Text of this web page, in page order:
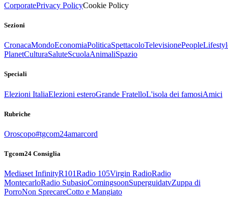
CorporatePrivacy PolicyCookie Policy
Sezioni
CronacaMondoEconomiaPoliticaSpettacoloTelevisionePeople
PlanetCulturaSaluteScuolaAnimaliSpazio
Speciali
Elezioni ItaliaElezioni esteroGrande FratelloL'isola dei famosiAmici
Rubriche
Oroscopo#tgcom24amarcord
Tgcom24 Consiglia
Mediaset InfinityR101Radio 105Virgin RadioRadio
MontecarloRadio SubasioComingsoonSuperguidatvZuppa di
PorroNon SprecareCotto e Mangiato